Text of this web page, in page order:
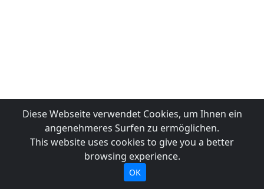
Diese Webseite verwendet Cookies, um Ihnen ein
angenehmeres Surfen zu ermöglichen.
This website uses cookies to give you a better
browsing experience.
OK